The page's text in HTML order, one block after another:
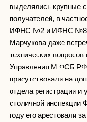
выделялись крупные
получателей, в
ИФНС №2 и ИФНС №8.
Марчукова даже
технических вопросов
Управления М ФСБ РФ,
присутствовали на
отдела регистрации и
столичной
году его арестовали